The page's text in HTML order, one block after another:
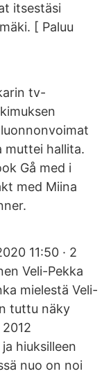
itsestäsi
[ Paluu
tv-
muttei hallita.
Gå med i
med Miina
11:50 · 2
Veli-Pekka
mielestä Veli-
tuttu näky
hiuksilleen
nuo on noi